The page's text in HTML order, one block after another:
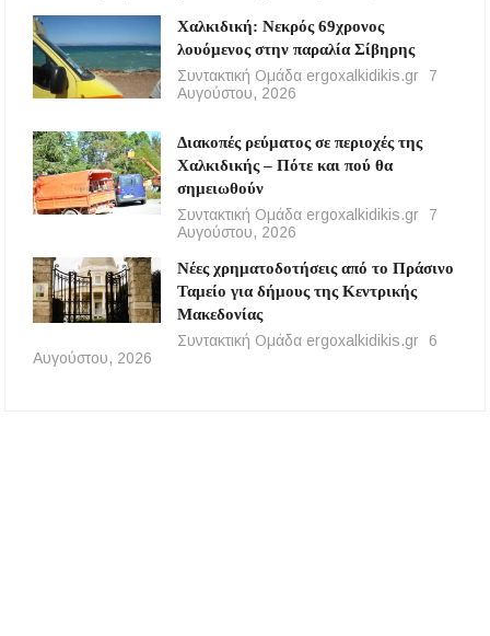
Χαλκιδική: Νεκρός 69χρονος
λουόμενος στην παραλία Σίβηρης
Συντακτική Ομάδα ergoxalkidikis.gr
7
Αυγούστου, 2026
Διακοπές ρεύματος σε περιοχές της
Χαλκιδικής – Πότε και πού θα
σημειωθούν
Συντακτική Ομάδα ergoxalkidikis.gr
7
Αυγούστου, 2026
Νέες χρηματοδοτήσεις από το Πράσινο
Ταμείο για δήμους της Κεντρικής
Μακεδονίας
Συντακτική Ομάδα ergoxalkidikis.gr
6
Αυγούστου, 2026